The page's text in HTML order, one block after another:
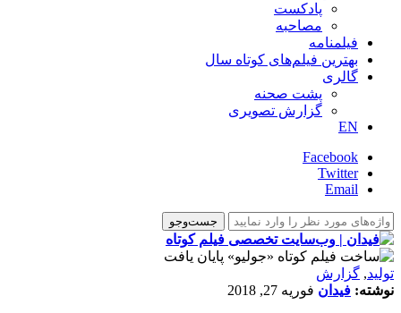
پادکست
مصاحبه
فیلمنامه
بهترین فیلم‌های کوتاه سال
گالری
پشت صحنه
گزارش تصویری
EN
Facebook
Twitter
Email
تولید, گزارش
نوشته: فیدان فوریه 27, 2018